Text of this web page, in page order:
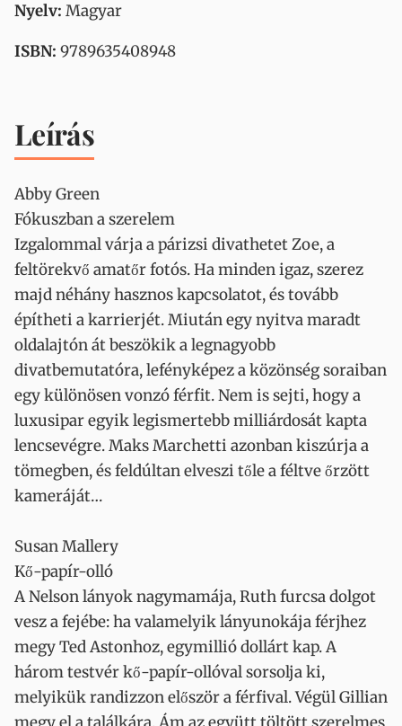
Nyelv: Magyar
ISBN: 9789635408948
Leírás
Abby Green
Fókuszban a szerelem
Izgalommal várja a párizsi divathetet Zoe, a
feltörekvő amatőr fotós. Ha minden igaz, szerez
majd néhány hasznos kapcsolatot, és tovább
építheti a karrierjét. Miután egy nyitva maradt
oldalajtón át beszökik a legnagyobb
divatbemutatóra, lefényképez a közönség soraiban
egy különösen vonzó férfit. Nem is sejti, hogy a
luxusipar egyik legismertebb milliárdosát kapta
lencsevégre. Maks Marchetti azonban kiszúrja a
tömegben, és feldúltan elveszi tőle a féltve őrzött
kameráját…
Susan Mallery
Kő-papír-olló
A Nelson lányok nagymamája, Ruth furcsa dolgot
vesz a fejébe: ha valamelyik lányunokája férjhez
megy Ted Astonhoz, egymillió dollárt kap. A
három testvér kő-papír-ollóval sorsolja ki,
melyikük randizzon először a férfival. Végül Gillian